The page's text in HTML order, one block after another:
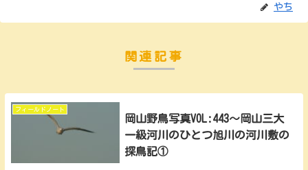
やち
関連記事
フィールドノート
岡山野鳥写真VOL:443～岡山三大
一級河川のひとつ旭川の河川敷の
探鳥記①